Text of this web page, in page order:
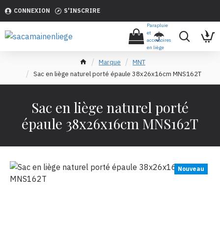
CONNEXION S'INSCRIRE
Parapluie
et
accessoires
en liège
Marque
MNT
Sac en liège naturel porté épaule 38x26x16cm MNS162T
Sac en liège naturel porté
épaule 38x26x16cm MNS162T
Nouveau